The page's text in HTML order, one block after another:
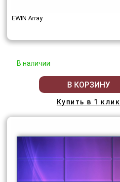
EWIN Array
В наличии
В КОРЗИНУ
Купить в 1 клик